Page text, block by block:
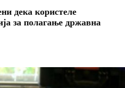
дека користеле
за полагање државна